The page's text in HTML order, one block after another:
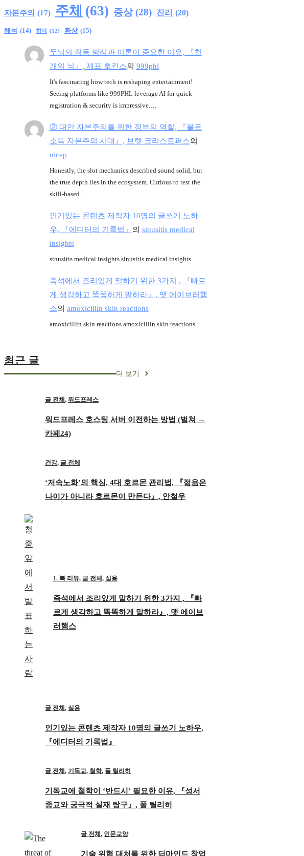
자본주의 (17) 주체 (63) 증상 (28) 진리 (20)
해석 (14) 향락 (12) 환상 (15)
두뇌의 작동 방식과 이론이 중요한 이유, 『천
개의 뇌』, 제프 호킨스의 999phl
It's fascinating how tech is reshaping entertainment!
Seeing platforms like 999PHL leverage AI for quick
registration & security is impressive.…
② 대안 자본주의를 위한 정부의 역할, 『불로
소득 자본주의 시대』, 브렛 크리스토퍼스의
nicep
Honestly, the slot mechanics described sound solid, but
the true depth lies in the ecosystem. Curious to test the
skill-based…
인기있는 콘텐츠 제작자 10명의 글쓰기 노하
우, 『에디터의 기록법』 의 sinusitis medical
insights
sinusitis medical insights sinusitis medical insights
즉석에서 조리있게 말하기 위한 3가지 , 『빠르
게 생각하고 똑똑하게 말하라』, 맷 에이브러햄
스의 amoxicillin skin reactions
amoxicillin skin reactions amoxicillin skin reactions
최근 글
더 보기
글 전체, 워드프레스
워드프레스 호스팅 서버 이전하는 방법 (벌쳐 →
카페24)
건강, 글 전체
‘저속노화’의 핵심, 4대 호르몬 관리법, 『젊음은
나이가 아니라 호르몬이 만든다』, 안철우
1. 북 리뷰, 글 전체, 실용
즉석에서 조리있게 말하기 위한 3가지 , 『빠
르게 생각하고 똑똑하게 말하라』, 맷 에이브
러햄스
글 전체, 실용
인기있는 콘텐츠 제작자 10명의 글쓰기 노하우,
『에디터의 기록법』
글 전체, 기독교, 철학, 폴 틸리히
기독교에 철학이 ‘반드시’ 필요한 이유, 『성서
종교와 궁극적 실재 탐구』, 폴 틸리히
글 전체, 인문교양
기술 위협 대처를 위한 딥마인드 창업